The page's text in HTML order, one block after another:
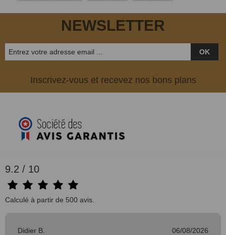
NEWSLETTER
OK
Inscrivez-vous et recevez nos bons plans
9.2 / 10
Calculé à partir de 500 avis.
Didier B. 06/08/2026